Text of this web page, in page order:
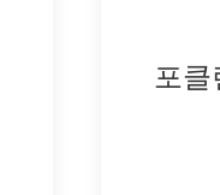
포클